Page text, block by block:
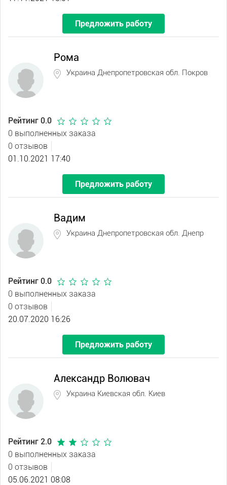
Предложить работу
Рома
Украина Днепропетровская обл. Покров
Рейтинг 0.0
0 выполненных заказа
0 отзывов
01.10.2021 17:40
Предложить работу
Вадим
Украина Днепропетровская обл. Днепр
Рейтинг 0.0
0 выполненных заказа
0 отзывов
20.07.2020 16:26
Предложить работу
Александр Волювач
Украина Киевская обл. Киев
Рейтинг 2.0
0 выполненных заказа
0 отзывов
05.06.2021 08:08